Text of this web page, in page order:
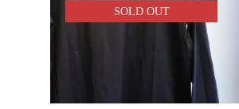
SOLD OUT